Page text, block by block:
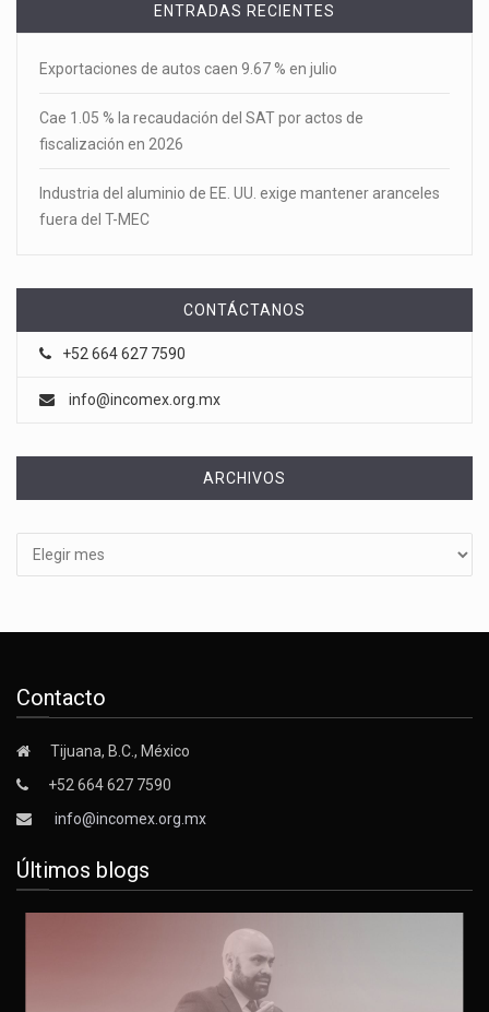
ENTRADAS RECIENTES
Exportaciones de autos caen 9.67 % en julio
Cae 1.05 % la recaudación del SAT por actos de
fiscalización en 2026
Industria del aluminio de EE. UU. exige mantener aranceles
fuera del T-MEC
CONTÁCTANOS
+52 664 627 7590
info@incomex.org.mx
ARCHIVOS
Contacto
Tijuana, B.C., México
+52 664 627 7590
info@incomex.org.mx
Últimos blogs